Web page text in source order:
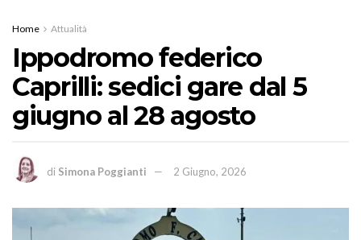
Home Attualità
Ippodromo federico
Caprilli: sedici gare dal 5
giugno al 28 agosto
di Simona Poggianti 2 Giugno, 2026